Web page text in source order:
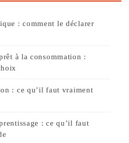
: comment le déclarer
à la consommation :
: ce qu’il faut vraiment
: ce qu’il faut